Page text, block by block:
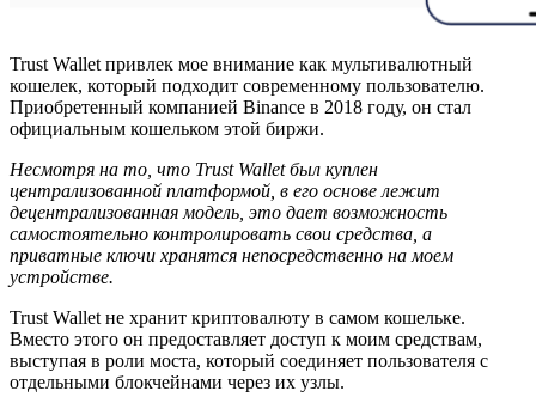
Trust Wallet привлек мое внимание как мультивалютный
кошелек, который подходит современному пользователю.
Приобретенный компанией Binance в 2018 году, он стал
официальным кошельком этой биржи.
Несмотря на то, что Trust Wallet был куплен
централизованной платформой, в его основе лежит
децентрализованная модель, это дает возможность
самостоятельно контролировать свои средства, а
приватные ключи хранятся непосредственно на моем
устройстве.
Trust Wallet не хранит криптовалюту в самом кошельке.
Вместо этого он предоставляет доступ к моим средствам,
выступая в роли моста, который соединяет пользователя с
отдельными блокчейнами через их узлы.